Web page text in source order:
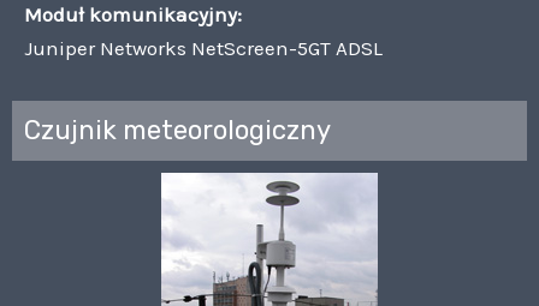
Moduł komunikacyjny:
Juniper Networks NetScreen-5GT ADSL
Czujnik meteorologiczny